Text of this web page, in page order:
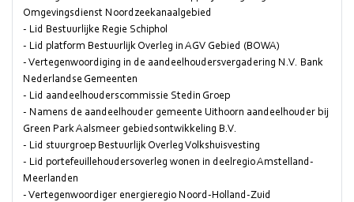
Omgevingsdienst Noordzeekanaalgebied
- Lid Bestuurlijke Regie Schiphol
- Lid platform Bestuurlijk Overleg in AGV Gebied (BOWA)
- Vertegenwoordiging in de aandeelhoudersvergadering N.V. Bank
Nederlandse Gemeenten
- Lid aandeelhouderscommissie Stedin Groep
- Namens de aandeelhouder gemeente Uithoorn aandeelhouder bij
Green Park Aalsmeer gebiedsontwikkeling B.V.
- Lid stuurgroep Bestuurlijk Overleg Volkshuisvesting
- Lid portefeuillehoudersoverleg wonen in deelregio Amstelland-
Meerlanden
- Vertegenwoordiger energieregio Noord-Holland-Zuid